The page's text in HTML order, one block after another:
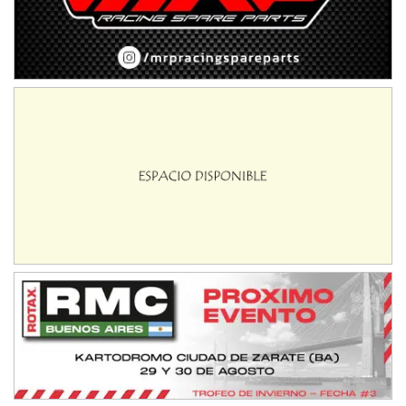
08/09-AGO
IAME SERIES ARGENTINA 6
Ramiro Tot (Asfalto)
Baradero (Buenos Aires)
ENTRERRIANO - F6 (POSTERGADA)
El Cerro (Tierra)
Victoria (Entre Ríos)
PATAGONICO - F6
Moto Club Reginense (Tierra)
Gral. E. Godoy (Río Negro)
CSK - F7